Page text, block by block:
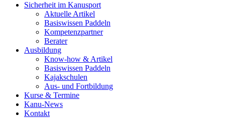
Sicherheit im Kanusport
Aktuelle Artikel
Basiswissen Paddeln
Kompetenzpartner
Berater
Ausbildung
Know-how & Artikel
Basiswissen Paddeln
Kajakschulen
Aus- und Fortbildung
Kurse & Termine
Kanu-News
Kontakt